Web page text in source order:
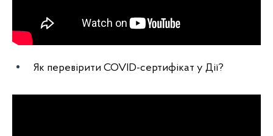
Як перевірити COVID-сертифікат у Дії?